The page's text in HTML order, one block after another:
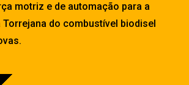
motriz e de automação para a
Torrejana do combustível biodisel